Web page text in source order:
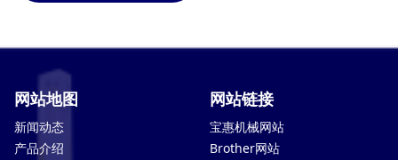
网站地图
新闻动态
产品介绍
网站链接
宝惠机械网站
Brother网站